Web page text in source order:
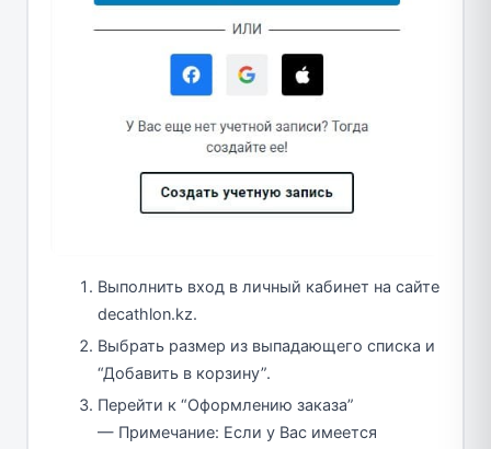
Выполнить вход в личный кабинет на сайте
decathlon.kz.
Выбрать размер из выпадающего списка и
“Добавить в корзину”.
Перейти к “Оформлению заказа”
— Примечание: Если у Вас имеется